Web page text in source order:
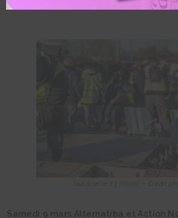
Samedi 9 mars Alternatiba et Action